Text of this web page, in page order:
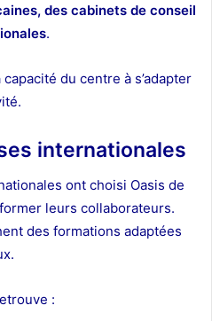
des cabinets de conseil
.
du centre à s’adapter
internationales
ont choisi Oasis de
leurs collaborateurs.
des formations adaptées
: